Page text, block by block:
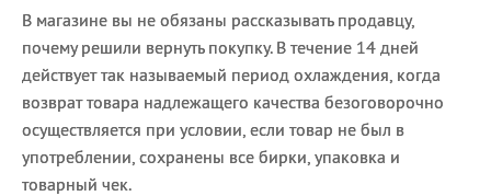
В магазине вы не обязаны рассказывать продавцу,
почему решили вернуть покупку. В течение 14 дней
действует так называемый период охлаждения, когда
возврат товара надлежащего качества безоговорочно
осуществляется при условии, если товар не был в
употреблении, сохранены все бирки, упаковка и
товарный чек.